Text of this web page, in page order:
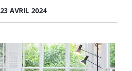
23 AVRIL 2024